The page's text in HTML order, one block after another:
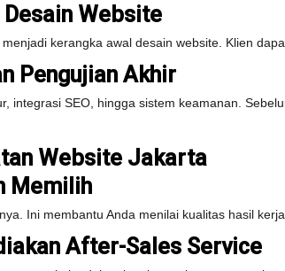
Website
kerangka awal desain website. Klien
Pengujian Akhir
integrasi SEO, hingga sistem keamanan.
Website Jakarta
Memilih
Ini membantu Anda menilai kualitas hasil
After-Sales Service